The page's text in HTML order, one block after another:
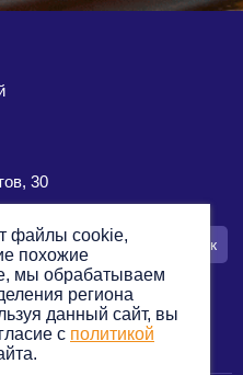
30
заявку Заказать звонок
файлы cookie,
похожие
мы обрабатываем
региона
данный сайт, вы
с политикой